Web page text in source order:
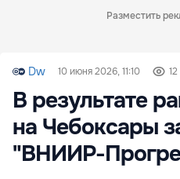
Разместить
Dw 10 июня 2026, 11:10
В результате
на Чебоксары
"ВНИИР-